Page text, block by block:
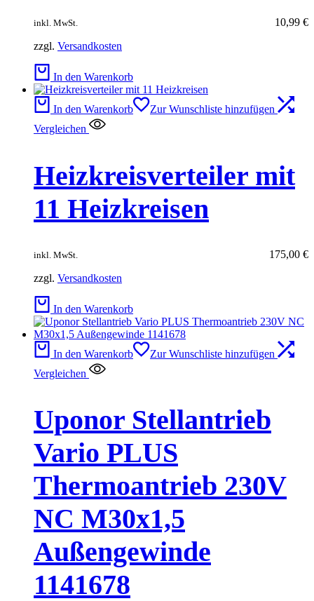
10,99 €
inkl. MwSt.
zzgl. Versandkosten
In den Warenkorb
In den Warenkorb
Zur Wunschliste hinzufügen
Vergleichen
Heizkreisverteiler mit
11 Heizkreisen
175,00 €
inkl. MwSt.
zzgl. Versandkosten
In den Warenkorb
In den Warenkorb
Zur Wunschliste hinzufügen
Vergleichen
Uponor Stellantrieb
Vario PLUS
Thermoantrieb 230V
NC M30x1,5
Außengewinde
1141678